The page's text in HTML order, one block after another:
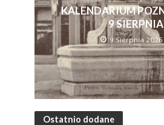
KALENDARIUM
9 SIERPNIA
9 Sierpnia 2026
Ostatnio dodane